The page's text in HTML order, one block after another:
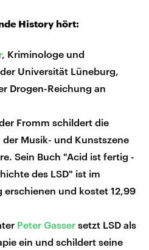
History hört:
, Kriminologe und
Universität Lüneburg,
Drogen-Reichung an
Fromm schildert die
Musik- und Kunstszene
Sein Buch "Acid ist fertig -
des LSD" ist im
erschienen und kostet 12,99
Peter Gasser setzt LSD als
ein und schildert seine